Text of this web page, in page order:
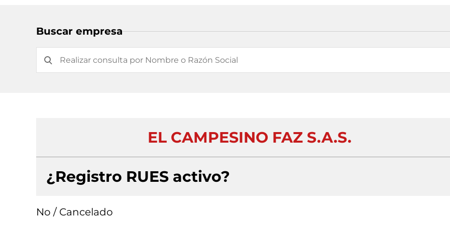
Buscar empresa
EL CAMPESINO FAZ S.A.S.
¿Registro RUES activo?
No / Cancelado